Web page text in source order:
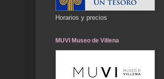
Horarios y precios
MUVI Museo de Villena